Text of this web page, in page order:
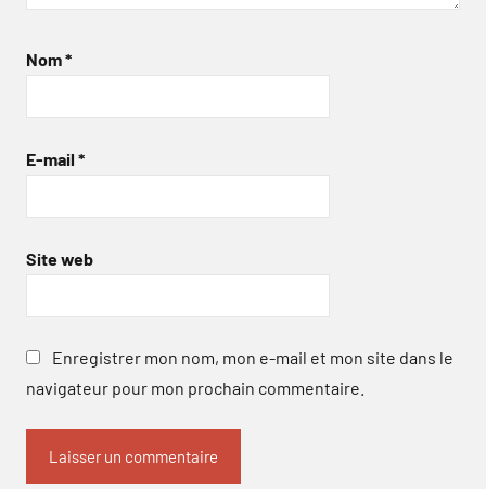
Nom*
E-mail *
Site web
Enregistrer mon nom, mon e-mail et mon site dans le
navigateur pour mon prochain commentaire.